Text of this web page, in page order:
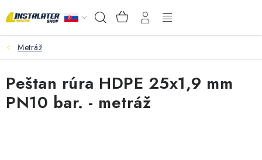
na
Hľadať NÁKUPNÝ
KOŠÍK
VEĽKOOBCHOD
AKO VYBRAŤ?
PREDAJŇA - RAKOVÁ
Metráž
Peštan rúra HDPE 25x1,9 mm
PN10 bar. - metráž